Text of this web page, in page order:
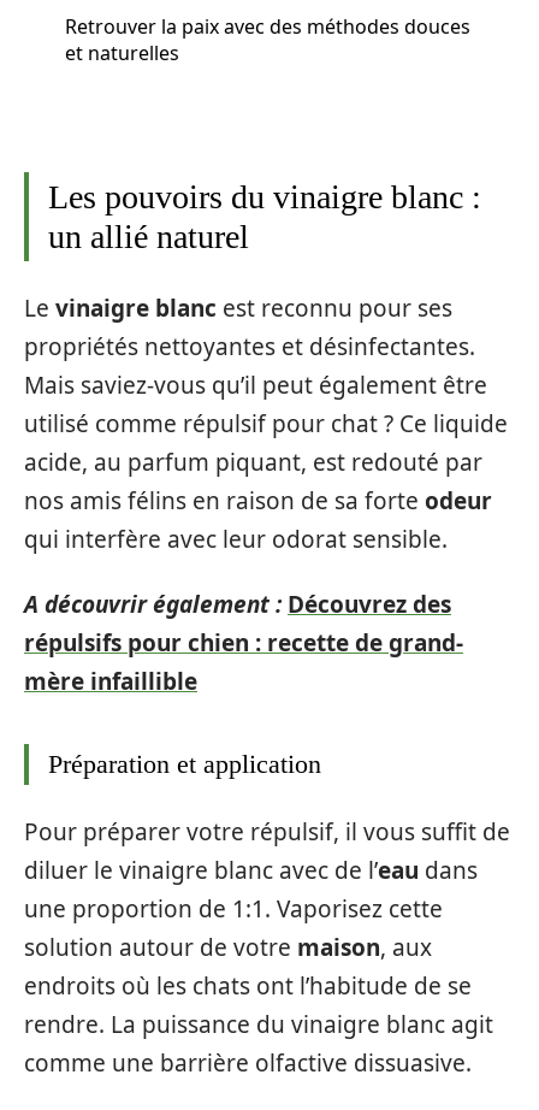
Retrouver la paix avec des méthodes douces
et naturelles
Les pouvoirs du vinaigre blanc :
un allié naturel
Le vinaigre blanc est reconnu pour ses
propriétés nettoyantes et désinfectantes.
Mais saviez-vous qu’il peut également être
utilisé comme répulsif pour chat ? Ce liquide
acide, au parfum piquant, est redouté par
nos amis félins en raison de sa forte odeur
qui interfère avec leur odorat sensible.
A découvrir également : Découvrez des
répulsifs pour chien : recette de grand-
mère infaillible
Préparation et application
Pour préparer votre répulsif, il vous suffit de
diluer le vinaigre blanc avec de l’eau dans
une proportion de 1:1. Vaporisez cette
solution autour de votre maison, aux
endroits où les chats ont l’habitude de se
rendre. La puissance du vinaigre blanc agit
comme une barrière olfactive dissuasive.